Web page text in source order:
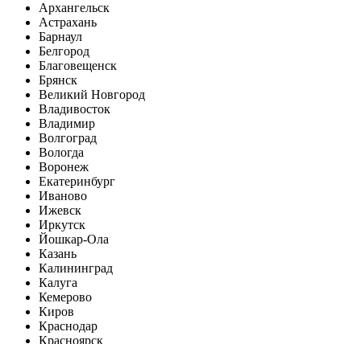
Архангельск
Астрахань
Барнаул
Белгород
Благовещенск
Брянск
Великий Новгород
Владивосток
Владимир
Волгоград
Вологда
Воронеж
Екатеринбург
Иваново
Ижевск
Иркутск
Йошкар-Ола
Казань
Калининград
Калуга
Кемерово
Киров
Краснодар
Красноярск